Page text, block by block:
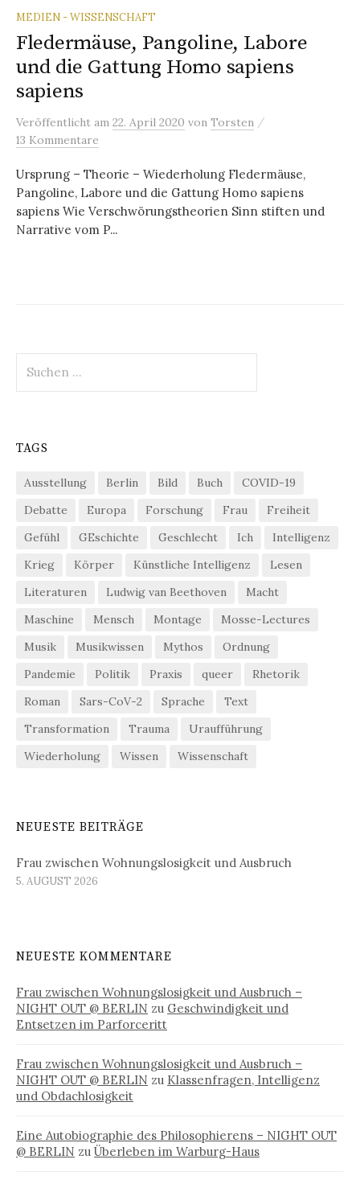
MEDIEN - WISSENSCHAFT
Fledermäuse, Pangoline, Labore
und die Gattung Homo sapiens
sapiens
Veröffentlicht am 22. April 2020 von Torsten /
13 Kommentare
Ursprung – Theorie – Wiederholung Fledermäuse,
Pangoline, Labore und die Gattung Homo sapiens
sapiens Wie Verschwörungstheorien Sinn stiften und
Narrative vom P...
nach:
TAGS
Ausstellung Berlin Bild Buch
COVID-19
Debatte
Europa Forschung Frau
Freiheit
Gefühl
GEschichte Geschlecht Ich
Intelligenz
Krieg
Körper Künstliche Intelligenz
Lesen
Literaturen
Ludwig van Beethoven
Macht
Maschine
Mensch Montage
Mosse-Lectures
Musik
Musikwissen Mythos
Ordnung
Pandemie
Politik Praxis queer
Rhetorik
Roman
Sars-CoV-2 Sprache
Text
Transformation
Trauma
Uraufführung
Wiederholung
Wissen Wissenschaft
NEUESTE BEITRÄGE
Frau zwischen Wohnungslosigkeit und Ausbruch
5. AUGUST 2026
NEUESTE KOMMENTARE
Frau zwischen Wohnungslosigkeit und Ausbruch –
NIGHT OUT @ BERLIN zu Geschwindigkeit und
Entsetzen im Parforceritt
Frau zwischen Wohnungslosigkeit und Ausbruch –
NIGHT OUT @ BERLIN zu Klassenfragen, Intelligenz
und Obdachlosigkeit
Eine Autobiographie des Philosophierens – NIGHT OUT
@ BERLIN zu Überleben im Warburg-Haus